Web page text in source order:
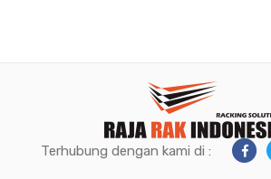
Terhubung dengan kami di :